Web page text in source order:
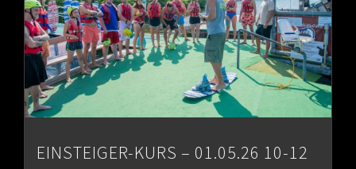
EINSTEIGER-KURS – 01.05.26 10-12